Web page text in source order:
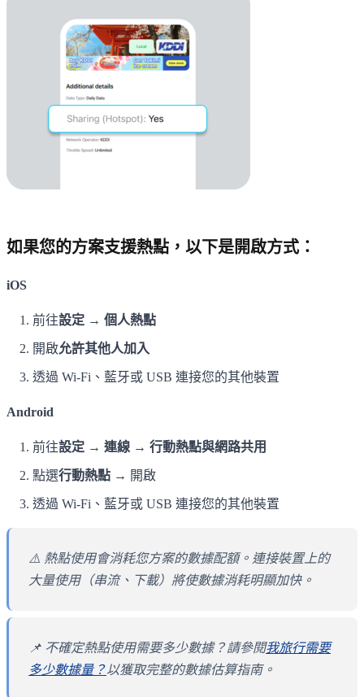
如果您的方案支援熱點，以下是開啟方式：
iOS
前往設定 → 個人熱點
開啟允許其他人加入
透過 Wi-Fi、藍牙或 USB 連接您的其他裝置
Android
前往設定 → 連線 → 行動熱點與網路共用
點選行動熱點 → 開啟
透過 Wi-Fi、藍牙或 USB 連接您的其他裝置
⚠️ 熱點使用會消耗您方案的數據配額。連接裝置上的
大量使用（串流、下載）將使數據消耗明顯加快。
📌 不確定熱點使用需要多少數據？請參閱我旅行需要
多少數據量？以獲取完整的數據估算指南。